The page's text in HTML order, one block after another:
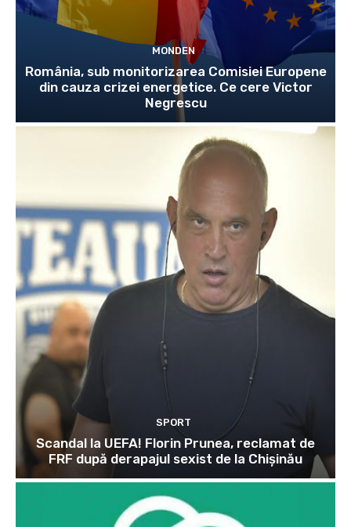
MONDEN
România, sub monitorizarea Comisiei Europene
din cauza crizei energetice. Ce cere Victor
Negrescu
SPORT
Scandal la UEFA! Florin Prunea, reclamat de
FRF după derapajul sexist de la Chișinău